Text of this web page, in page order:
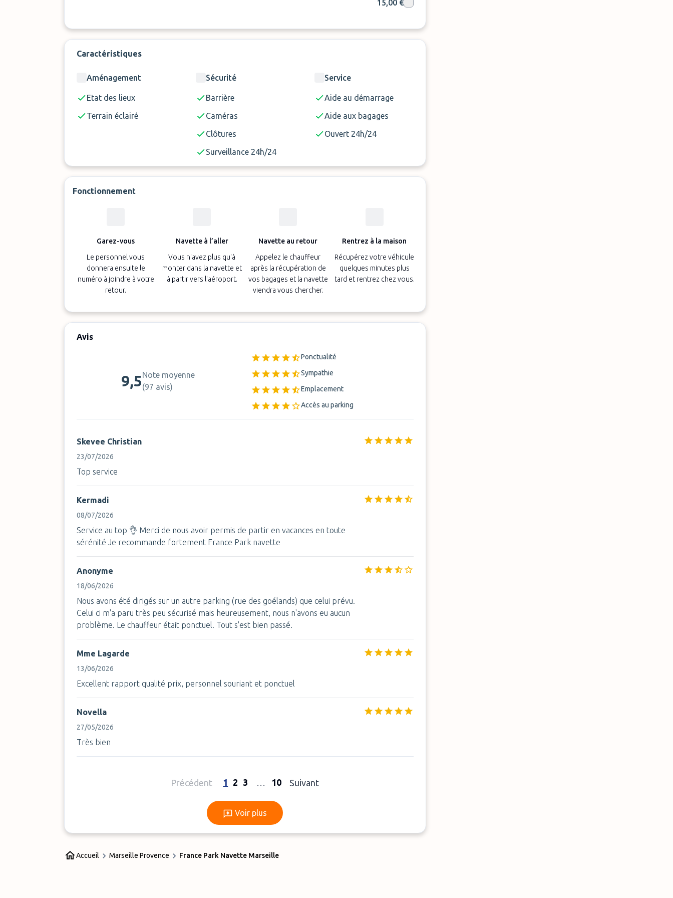
15,00 €
Caractéristiques
Aménagement
Etat des lieux
Terrain éclairé
Sécurité
Barrière
Caméras
Clôtures
Surveillance 24h/24
Service
Aide au démarrage
Aide aux bagages
Ouvert 24h/24
Fonctionnement
Garez-vous
Le personnel vous
donnera ensuite le
numéro à joindre à votre
retour.
Navette à l’aller
Vous n'avez plus qu'à
monter dans la navette et
à partir vers l'aéroport.
Navette au retour
Appelez le chauffeur
après la récupération de
vos bagages et la navette
viendra vous chercher.
Rentrez à la maison
Récupérez votre véhicule
quelques minutes plus
tard et rentrez chez vous.
Avis
9,5Note moyenne
(97 avis)
Ponctualité
Sympathie
Emplacement
Accès au parking
Skevee Christian
23/07/2026
Top service
Kermadi
08/07/2026
Service au top 👌 Merci de nous avoir permis de partir en vacances en toute
sérénité Je recommande fortement France Park navette
Anonyme
18/06/2026
Nous avons été dirigés sur un autre parking (rue des goélands) que celui prévu.
Celui ci m'a paru très peu sécurisé mais heureusement, nous n'avons eu aucun
problème. Le chauffeur était ponctuel. Tout s'est bien passé.
Mme Lagarde
13/06/2026
Excellent rapport qualité prix, personnel souriant et ponctuel
Novella
27/05/2026
Très bien
Précédent 1 2 3 … 10 Suivant
Voir plus
Accueil Marseille Provence France Park Navette Marseille